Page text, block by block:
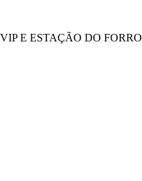
E ESTAÇÃO DO FORRO